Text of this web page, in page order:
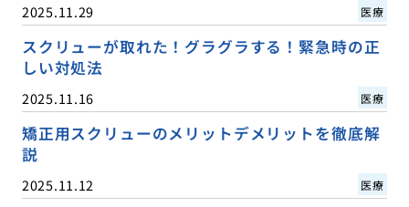
2025.11.29 医療
スクリューが取れた！グラグラする！緊急時の正
しい対処法
2025.11.16 医療
矯正用スクリューのメリットデメリットを徹底解
説
2025.11.12 医療